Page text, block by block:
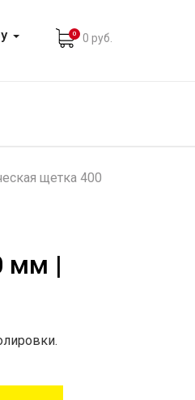
0 0 руб.
щетка 400
мм |